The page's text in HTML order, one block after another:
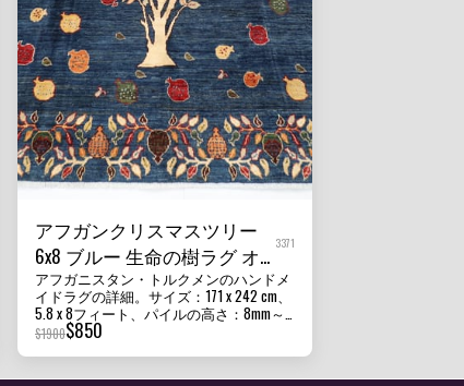
アフガンクリスマスツリー
6x8 ブルー 生命の樹ラグ オ
フィスラグ、寝室用ラグ、
キッチンラグ
3371
アフガニスタン・トルクメンのハンドメ
イドラグの詳細。サイズ：171 x 242 cm、
5.8 x 8フィート、パイルの高さ：8mm～
10mm。状態：新品。素材：アフガニスタ
$1900$850